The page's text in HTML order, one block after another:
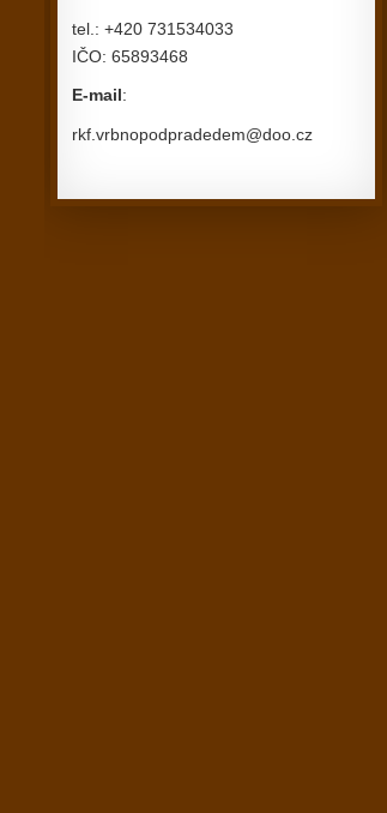
tel.: +420 731534033
IČO: 65893468
E-mail:
rkf.vrbnopodpradedem@doo.cz